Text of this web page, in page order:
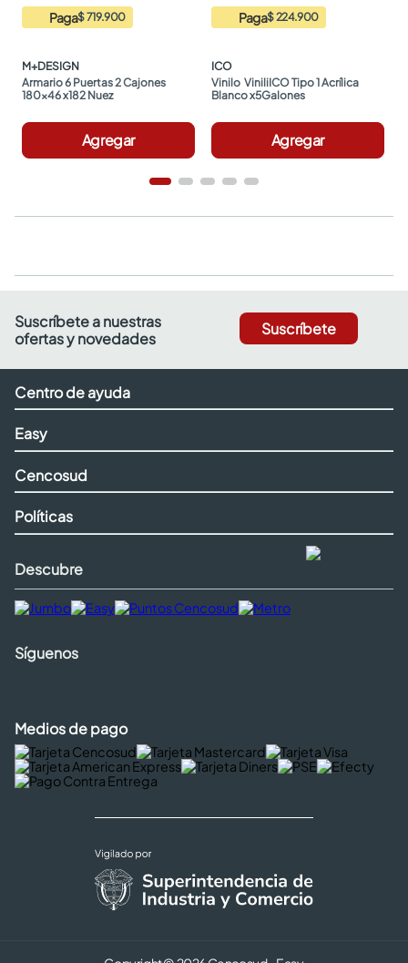
Paga$ 719.900
M+DESIGN
Armario 6 Puertas 2 Cajones
180x46 x182 Nuez
Agregar
Paga$ 224.900
ICO
Vinilo  ViniliICO Tipo 1 Acrílica
Blanco x5Galones
Agregar
Suscríbete a nuestras
ofertas y novedades
Suscríbete
Centro de ayuda
Easy
Cencosud
Políticas
Descubre
Síguenos
Medios de pago